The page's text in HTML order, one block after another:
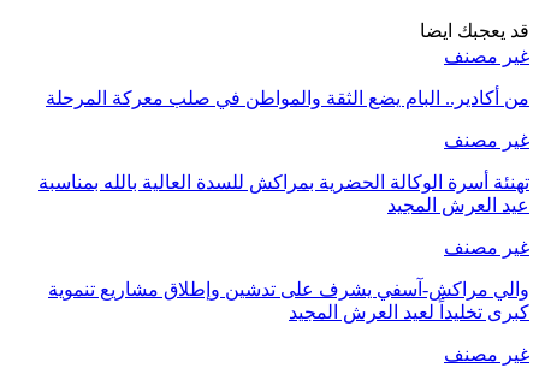
قد يعجبك ايضا
غير مصنف
من أكادير.. البام يضع الثقة والمواطن في صلب معركة المرحلة
غير مصنف
تهنئة أسرة الوكالة الحضرية بمراكش للسدة العالية بالله بمناسبة
عيد العرش المجيد
غير مصنف
والي مراكش-آسفي يشرف على تدشين وإطلاق مشاريع تنموية
كبرى تخليداً لعيد العرش المجيد
غير مصنف